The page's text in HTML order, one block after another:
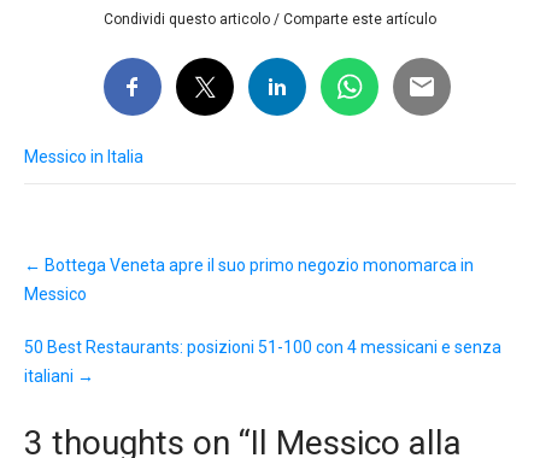
Condividi questo articolo / Comparte este artículo
Messico in Italia
navigation
← Bottega Veneta apre il suo primo negozio monomarca in
Messico
50 Best Restaurants: posizioni 51-100 con 4 messicani e senza
italiani →
3 thoughts on “Il Messico alla